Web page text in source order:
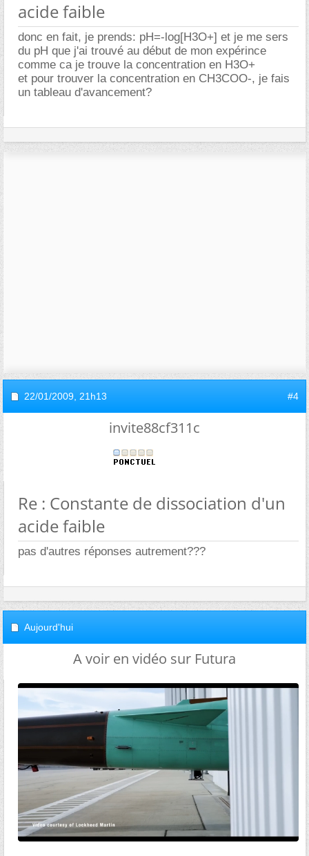
acide faible
donc en fait, je prends: pH=-log[H3O+] et je me sers
du pH que j'ai trouvé au début de mon expérince
comme ca je trouve la concentration en H3O+
et pour trouver la concentration en CH3COO-, je fais
un tableau d'avancement?
22/01/2009, 21h13 #4
invite88cf311c
Re : Constante de dissociation d'un
acide faible
pas d'autres réponses autrement???
Aujourd'hui
A voir en vidéo sur Futura